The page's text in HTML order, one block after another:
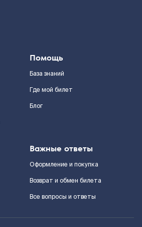
Помощь
База знаний
Где мой билет
Блог
Важные ответы
Оформление и покупка
Возврат и обмен билета
Все вопросы и ответы